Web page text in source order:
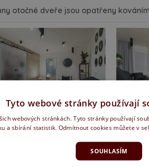
dveře
dveře
z pořadu jak se staví sen
otočné dveře jsou opatřeny
Tyto webové stránky používají
webových stránkách. Tyto stránky používají
a sbírání statistik. Odmítnout cookies můžete v
SOUHLASÍM